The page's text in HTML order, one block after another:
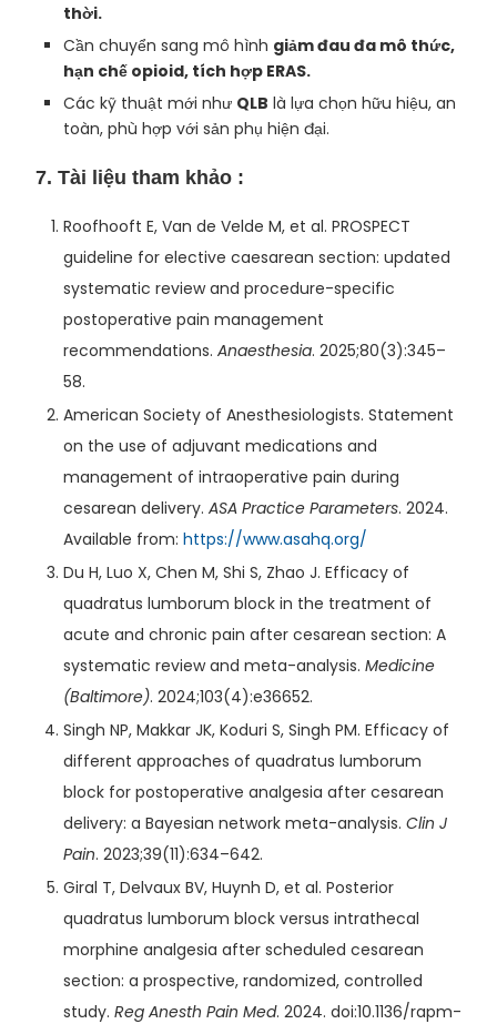
thời.
Cần chuyển sang mô hình giảm đau đa mô thức,
hạn chế opioid, tích hợp ERAS.
Các kỹ thuật mới như QLB là lựa chọn hữu hiệu, an
toàn, phù hợp với sản phụ hiện đại.
7. Tài liệu tham khảo :
Roofhooft E, Van de Velde M, et al. PROSPECT
guideline for elective caesarean section: updated
systematic review and procedure-specific
postoperative pain management
recommendations. Anaesthesia. 2025;80(3):345–
58.
American Society of Anesthesiologists. Statement
on the use of adjuvant medications and
management of intraoperative pain during
cesarean delivery. ASA Practice Parameters. 2024.
Available from: https://www.asahq.org/
Du H, Luo X, Chen M, Shi S, Zhao J. Efficacy of
quadratus lumborum block in the treatment of
acute and chronic pain after cesarean section: A
systematic review and meta-analysis. Medicine
(Baltimore). 2024;103(4):e36652.
Singh NP, Makkar JK, Koduri S, Singh PM. Efficacy of
different approaches of quadratus lumborum
block for postoperative analgesia after cesarean
delivery: a Bayesian network meta-analysis. Clin J
Pain. 2023;39(11):634–642.
Giral T, Delvaux BV, Huynh D, et al. Posterior
quadratus lumborum block versus intrathecal
morphine analgesia after scheduled cesarean
section: a prospective, randomized, controlled
study. Reg Anesth Pain Med. 2024. doi:10.1136/rapm-